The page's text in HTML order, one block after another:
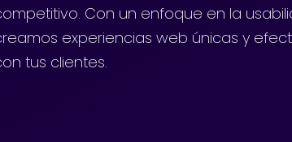
Con un enfoque en la
experiencias web únicas y
tus clientes.